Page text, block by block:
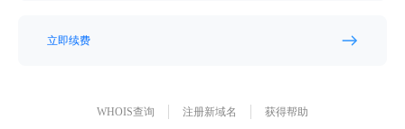
立即续费
WHOIS查询 注册新域名 获得帮助